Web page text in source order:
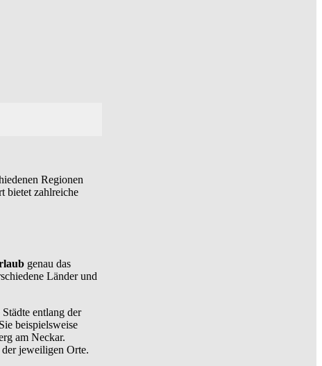
Regionen
bietet zahlreiche
genau das
Länder und
entlang der
beispielsweise
am Neckar.
jeweiligen Orte.